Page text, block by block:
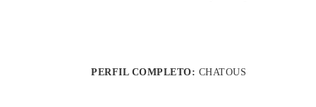
PERFIL COMPLETO: CHATOUS